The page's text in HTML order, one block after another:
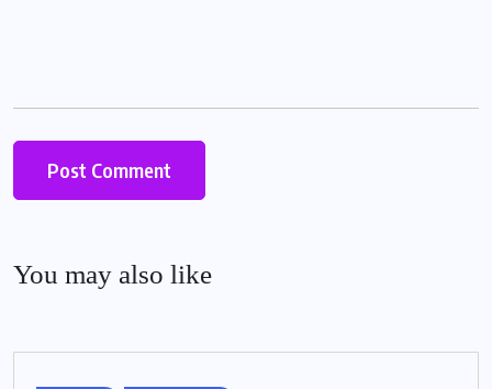
You may also like